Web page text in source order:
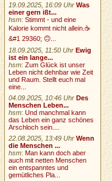
19.09.2025, 16:09 Uhr Was
einer gern ißt...
hsm:Stimmt - und eine
Kalorie kommt nicht allein.☕
&#1 29360; 🙃...
18.09.2025, 11:50 Uhr Ewig
ist ein lange...
hsm:Zum Glück ist unser
Leben nicht dehnbar wie Zeit
und Raum. Stellt euch mal
eine...
04.09.2025, 10:46 Uhr Des
Menschen Leben...
hsm:Und manchmal kann
das Leben ein ganz schönes
Arschloch sein....
22.08.2025, 13:49 Uhr Wenn
die Menschen ...
hsm:Man kann doch aber
auch mit netten Menschen
ein entspanntes und
gemütliches Pla...